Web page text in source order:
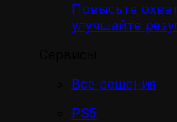
Повысьте
улучшайте
Все решения
PS5